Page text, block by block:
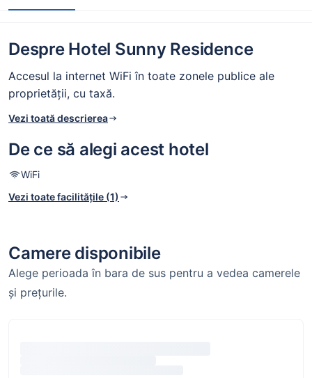
Despre Hotel Sunny Residence
Accesul la internet WiFi în toate zonele publice ale
proprietății, cu taxă.
Vezi toată descrierea
De ce să alegi acest hotel
WiFi
Vezi toate facilitățile (1)
Camere disponibile
Alege perioada în bara de sus pentru a vedea camerele
și prețurile.